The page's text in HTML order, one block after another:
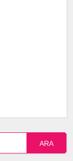
ARA